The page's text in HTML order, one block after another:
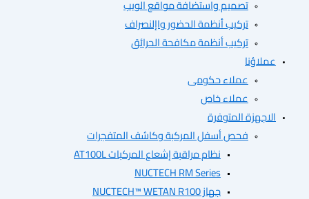
تصميم واستضافة مواقع الويب
تركيب أنظمة الحضور واإلنصراف
تركيب أنظمة مكافحة الحرائق
عملاء حكومى
عملاء خاص
المتوفرة
فحص أسفل المركبة وكاشف المتفجرات
نظام مراقبة إشعاع المركبات AT100L
NUCTECH RM Series